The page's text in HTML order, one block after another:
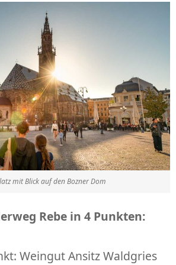
mit Blick auf den Bozner Dom
Rebe in 4 Punkten:
Weingut Ansitz Waldgries